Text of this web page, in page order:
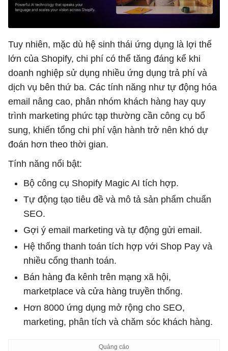
Tuy nhiên, mặc dù hệ sinh thái ứng dụng là lợi thế
lớn của Shopify, chi phí có thể tăng đáng kể khi
doanh nghiệp sử dụng nhiều ứng dụng trả phí và
dịch vụ bên thứ ba. Các tính năng như tự động hóa
email nâng cao, phân nhóm khách hàng hay quy
trình marketing phức tạp thường cần công cụ bổ
sung, khiến tổng chi phí vận hành trở nên khó dự
đoán hơn theo thời gian.
Tính năng nổi bật:
Bộ công cụ Shopify Magic AI tích hợp.
Tự động tạo tiêu đề và mô tả sản phẩm chuẩn
SEO.
Gợi ý email marketing và tự động gửi email.
Hệ thống thanh toán tích hợp với Shop Pay và
nhiều cổng thanh toán.
Bán hàng đa kênh trên mạng xã hội,
marketplace và cửa hàng truyền thống.
Hơn 8000 ứng dụng mở rộng cho SEO,
marketing, phân tích và chăm sóc khách hàng.